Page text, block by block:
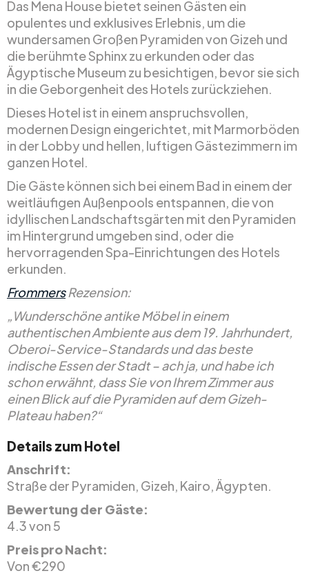
Das Mena House bietet seinen Gästen ein
opulentes und exklusives Erlebnis, um die
wundersamen Großen Pyramiden von Gizeh und
die berühmte Sphinx zu erkunden oder das
Ägyptische Museum zu besichtigen, bevor sie sich
in die Geborgenheit des Hotels zurückziehen.
Dieses Hotel ist in einem anspruchsvollen,
modernen Design eingerichtet, mit Marmorböden
in der Lobby und hellen, luftigen Gästezimmern im
ganzen Hotel.
Die Gäste können sich bei einem Bad in einem der
weitläufigen Außenpools entspannen, die von
idyllischen Landschaftsgärten mit den Pyramiden
im Hintergrund umgeben sind, oder die
hervorragenden Spa-Einrichtungen des Hotels
erkunden.
FrommersRezension:
„Wunderschöne antike Möbel in einem
authentischen Ambiente aus dem 19. Jahrhundert,
Oberoi-Service-Standards und das beste
indische Essen der Stadt – ach ja, und habe ich
schon erwähnt, dass Sie von Ihrem Zimmer aus
einen Blick auf die Pyramiden auf dem Gizeh-
Plateau haben?“
Details zum Hotel
Anschrift:
Straße der Pyramiden, Gizeh, Kairo, Ägypten.
Bewertung der Gäste:
4.3 von 5
Preis pro Nacht:
Von €290